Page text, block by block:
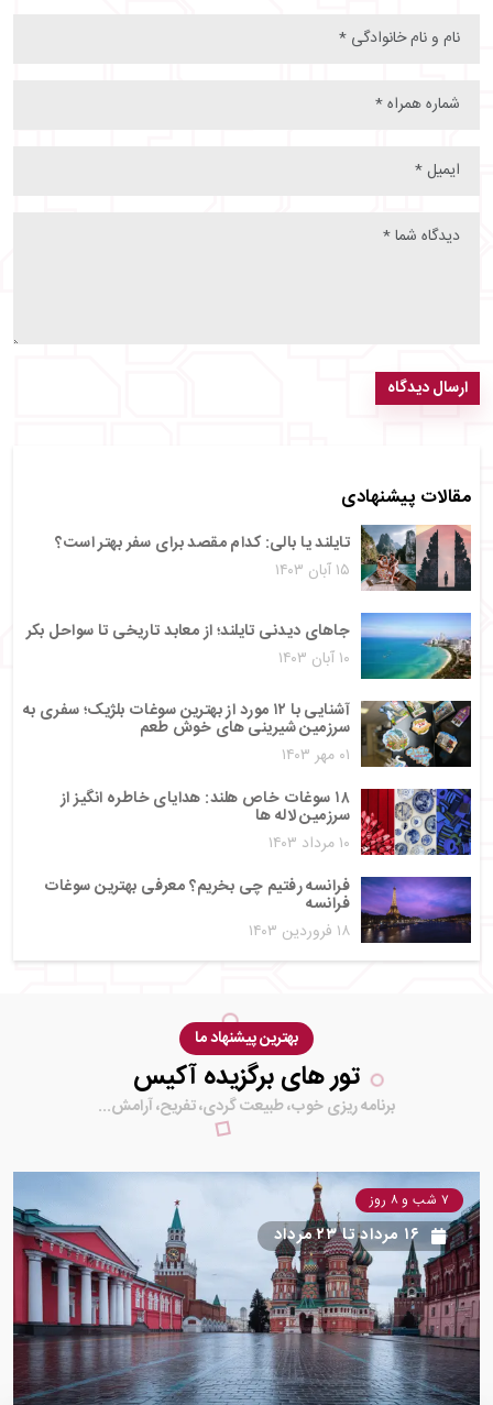
مقالات پیشنهادی
تایلند یا بالی: کدام مقصد برای سفر بهتر است؟
۱۵ آبان ۱۴۰۳
جاهای دیدنی تایلند؛ از معابد تاریخی تا سواحل بکر
۱۰ آبان ۱۴۰۳
آشنایی با ۱۲ مورد از بهترین سوغات بلژیک؛ سفری به
سرزمین شیرینی‌ های خوش‌ طعم
۰۱ مهر ۱۴۰۳
۱۸ سوغات خاص هلند: هدایای خاطره‌ انگیز از
سرزمین لاله‌ ها
۱۰ مرداد ۱۴۰۳
فرانسه رفتیم چی بخریم؟ معرفی بهترین سوغات
فرانسه
۱۸ فروردین ۱۴۰۳
ارسال دیدگاه
بهترین پیشنهاد ما
تور های برگزیده آکیس
برنامه ریزی خوب، طبیعت گردی، تفریح، آرامش...
۷ شب و ۸ روز
۱۶ مرداد تا۲۳ مرداد